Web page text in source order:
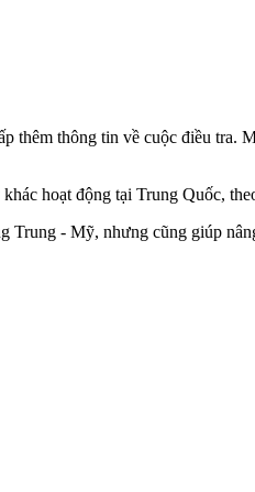
thêm thông tin về cuộc điều
hoạt động tại Trung Quốc,
- Mỹ, nhưng cũng giúp